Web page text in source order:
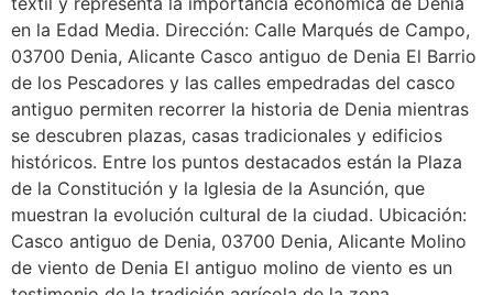
en la Edad Media. Dirección: Calle Marqués de Campo,
03700 Denia, Alicante Casco antiguo de Denia El Barrio
de los Pescadores y las calles empedradas del casco
antiguo permiten recorrer la historia de Denia mientras
se descubren plazas, casas tradicionales y edificios
históricos. Entre los puntos destacados están la Plaza
de la Constitución y la Iglesia de la Asunción, que
muestran la evolución cultural de la ciudad. Ubicación:
Casco antiguo de Denia, 03700 Denia, Alicante Molino
de viento de Denia El antiguo molino de viento es un